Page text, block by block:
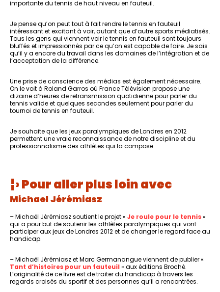
importante du tennis de haut niveau en fauteuil.
Je pense qu’on peut tout à fait rendre le tennis en fauteuil
intéressant et excitant à voir, autant que d’autre sports médiatisés.
Tous les gens qui viennent voir le tennis en fauteuil sont toujours
bluffés et impressionnés par ce qu’on est capable de faire. Je sais
qu’il y a encore du travail dans les domaines de l’intégration et de
l’acceptation de la différence.
Une prise de conscience des médias est également nécessaire.
On le voit à Roland Garros où France Télévision propose une
dizaine d’heures de retransmission quotidienne pour parler du
tennis valide et quelques secondes seulement pour parler du
tournoi de tennis en fauteuil.
Je souhaite que les jeux paralympiques de Londres en 2012
permettent une vraie reconnaissance de notre discipline et du
professionnalisme des athlètes qui la compose.
¦› Pour aller plus loin avec
Michael Jérémiasz
– Michaël Jérémiasz soutient le projet « Je roule pour le tennis»
qui a pour but de soutenir les athlètes paralympiques qui vont
participer aux jeux de Londres 2012 et de changer le regard face au
handicap.
– Michaël Jérémiasz et Marc Germanangue viennent de publier «
Tant d’histoires pour un fauteuil » aux éditions Broché.
L’originalité de ce livre est de traiter du handicap à travers les
regards croisés du sportif et des personnes qu’il a rencontrées.